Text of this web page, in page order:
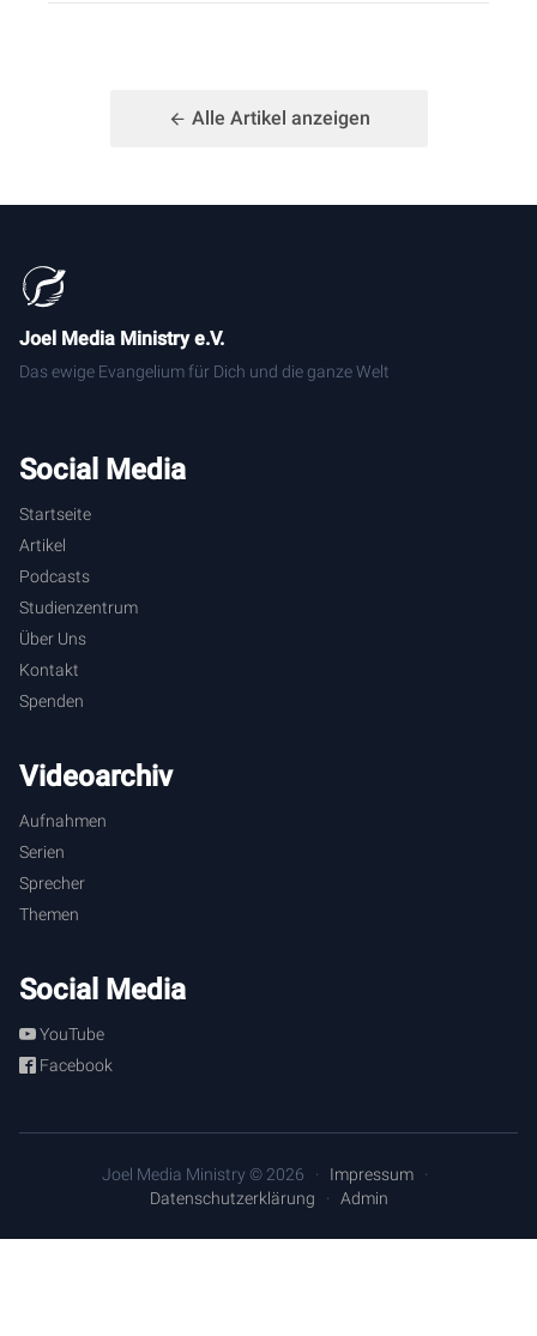
Alle Artikel anzeigen
Joel Media Ministry e.V.
Das ewige Evangelium für Dich und die ganze Welt
Social Media
Startseite
Artikel
Podcasts
Studienzentrum
Über Uns
Kontakt
Spenden
Videoarchiv
Aufnahmen
Serien
Sprecher
Themen
Social Media
YouTube
Facebook
Joel Media Ministry © 2026
Impressum
Datenschutzerklärung
Admin